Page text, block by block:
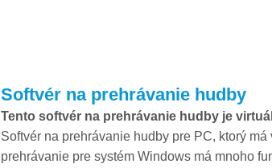
Softvér na prehrávanie hudby
Tento softvér na prehrávanie hudby je
Softvér na prehrávanie hudby pre PC, ktorý
prehrávanie pre systém Windows má mnoho